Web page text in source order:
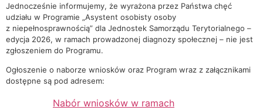
Jednocześnie informujemy, że wyrażona przez Państwa chęć
udziału w Programie „Asystent osobisty osoby
z niepełnosprawnością” dla Jednostek Samorządu Terytorialnego –
edycja 2026, w ramach prowadzonej diagnozy społecznej – nie jest
zgłoszeniem do Programu.
Ogłoszenie o naborze wniosków oraz Program wraz z załącznikami
dostępne są pod adresem:
Nabór wniosków w ramach